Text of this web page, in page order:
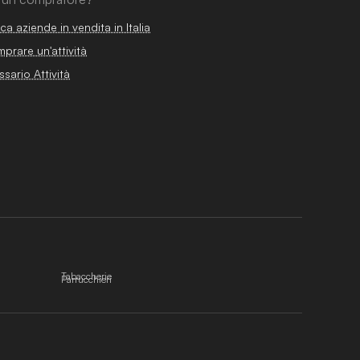
aziende in vendita in Italia
un'attività
Attività
Tabaccherie
Parrucchieri